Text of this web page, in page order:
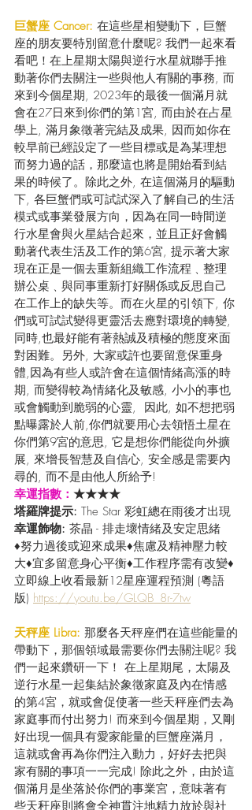
巨蟹座 Cancer: 在這些星相變動下，巨蟹
座的朋友要特別留意什麼呢? 我們一起來看
看吧！在上星期太陽與逆行水星就聯手推
動著你們去關注一些與他人有關的事務, 而
來到今個星期, 2023年的最後一個滿月就
會在27日來到你們的第1宮, 而由於在占星
學上, 滿月象徵著完結及成果, 因而如你在
較早前已經設定了一些目標或是為某理想
而努力過的話，那麼這也將是開始看到結
果的時候了。除此之外, 在這個滿月的驅動
下, 各巨蟹們或可試試深入了解自己的生活
模式或事業發展方向，因為在同一時間逆
行水星會與火星結合起來，並且正好會觸
動著代表生活及工作的第6宮, 提示著大家
現在正是一個去重新組織工作流程﹑整理
辦公桌﹑與同事重新打好關係或反思自己
在工作上的缺失等。而在火星的引領下, 你
們或可試試變得更靈活去應對環境的轉變,
同時,也最好能有著熱誠及積極的態度來面
對困難。另外, 大家或許也要留意保重身
體,因為有些人或許會在這個情緒高漲的時
期, 而變得較為情緒化及敏感, 小小的事也
或會觸動到脆弱的心靈,  因此, 如不想把弱
點曝露於人前,你們就要用心去領悟土星在
你們第9宮的意思, 它是想你們能從向外擴
展, 來增長智慧及自信心, 安全感是需要內
尋的, 而不是由他人所給予!
幸運指數： ★★★★
塔羅牌提示: The Star 彩虹總在雨後才出現
幸運飾物: 茶晶 - 排走壞情緒及安定思緒
♦努力過後或迎來成果♦焦慮及精神壓力較
大♦宜多留意身心平衡♦工作程序需有改變♦
立即線上收看最新12星座運程預測 (粵語
版) https://youtu.be/GLQB_8r-7tw
天秤座 Libra: 那麼各天秤座們在這些能量的
帶動下，那個領域最需要你們去關注呢? 我
們一起來鑽研一下！ 在上星期尾，太陽及
逆行水星一起集結於象徵家庭及內在情感
的第4宮，就或會促使著一些天秤座們去為
家庭事而付出努力! 而來到今個星期，又剛
好出現一個具有愛家能量的巨蟹座滿月，
這就或會再為你們注入動力，好好去把與
家有關的事項一一完成! 除此之外，由於這
個滿月是坐落於你們的事業宮，意味著有
些天秆座則將會全神貫注地精力放於與社